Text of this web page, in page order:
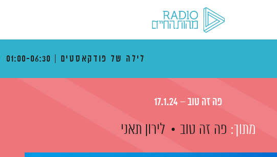
לילה של פודקאסטים 01:00-06:30
פה זה טוב – 17.1.24
מתוך: פה זה טוב לירון תאני